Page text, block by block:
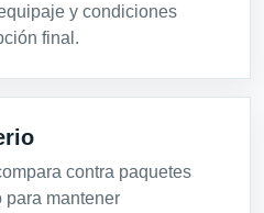
y condiciones
final.
contra paquetes
para mantener